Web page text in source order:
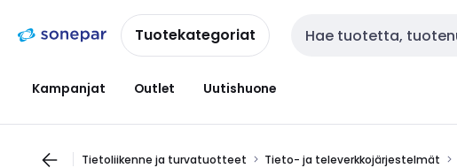
navigointiinsisältöönTuotekategoriat Haku
Kampanjat Outlet Uutishuone
Tietoliikenne ja turvatuotteet Tieto- ja televerkkojärjestelmät